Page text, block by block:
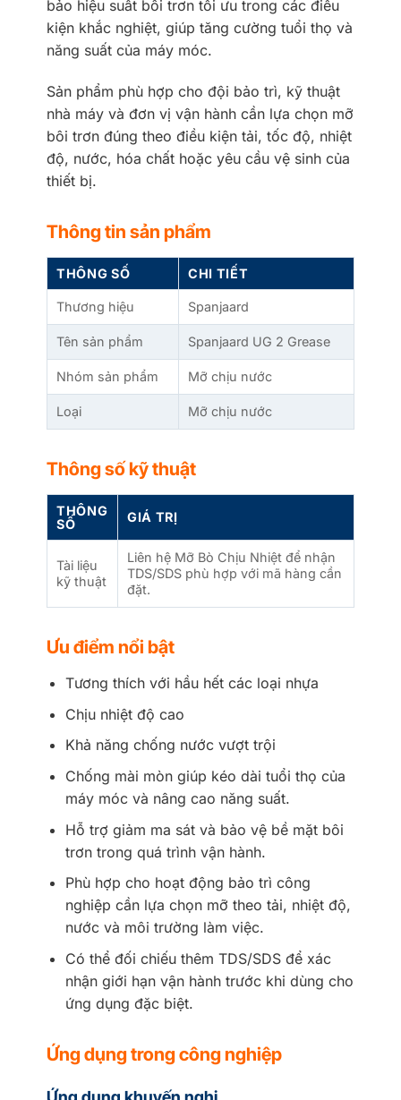
bảo hiệu suất bôi trơn tối ưu trong các điều
kiện khắc nghiệt, giúp tăng cường tuổi thọ và
năng suất của máy móc.
Sản phẩm phù hợp cho đội bảo trì, kỹ thuật
nhà máy và đơn vị vận hành cần lựa chọn mỡ
bôi trơn đúng theo điều kiện tải, tốc độ, nhiệt
độ, nước, hóa chất hoặc yêu cầu vệ sinh của
thiết bị.
Thông tin sản phẩm
THÔNG SỐ CHI TIẾT
Thương hiệu Spanjaard
Tên sản phẩm Spanjaard UG 2 Grease
Nhóm sản phẩm Mỡ chịu nước
Loại Mỡ chịu nước
Thông số kỹ thuật
THÔNG
SỐ
GIÁ TRỊ
Tài liệu
kỹ thuật
Liên hệ Mỡ Bò Chịu Nhiệt để nhận
TDS/SDS phù hợp với mã hàng cần
đặt.
Ưu điểm nổi bật
Tương thích với hầu hết các loại nhựa
Chịu nhiệt độ cao
Khả năng chống nước vượt trội
Chống mài mòn giúp kéo dài tuổi thọ của
máy móc và nâng cao năng suất.
Hỗ trợ giảm ma sát và bảo vệ bề mặt bôi
trơn trong quá trình vận hành.
Phù hợp cho hoạt động bảo trì công
nghiệp cần lựa chọn mỡ theo tải, nhiệt độ,
nước và môi trường làm việc.
Có thể đối chiếu thêm TDS/SDS để xác
nhận giới hạn vận hành trước khi dùng cho
ứng dụng đặc biệt.
Ứng dụng trong công nghiệp